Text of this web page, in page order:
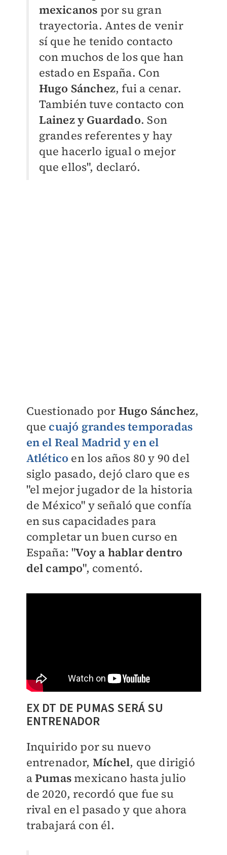
mexicanos por su gran
trayectoria. Antes de venir
sí que he tenido contacto
con muchos de los que han
estado en España. Con
Hugo Sánchez, fui a cenar.
También tuve contacto con
Lainez y Guardado. Son
grandes referentes y hay
que hacerlo igual o mejor
que ellos", declaró.
Cuestionado por Hugo Sánchez,
que cuajó grandes temporadas
en el Real Madrid y en el
Atlético en los años 80 y 90 del
siglo pasado, dejó claro que es
"el mejor jugador de la historia
de México" y señaló que confía
en sus capacidades para
completar un buen curso en
España: "Voy a hablar dentro
del campo", comentó.
EX DT DE PUMAS SERÁ SU
ENTRENADOR
Inquirido por su nuevo
entrenador, Míchel, que dirigió
aPumasmexicano hasta julio
de 2020, recordó que fue su
rival en el pasado y que ahora
trabajará con él.